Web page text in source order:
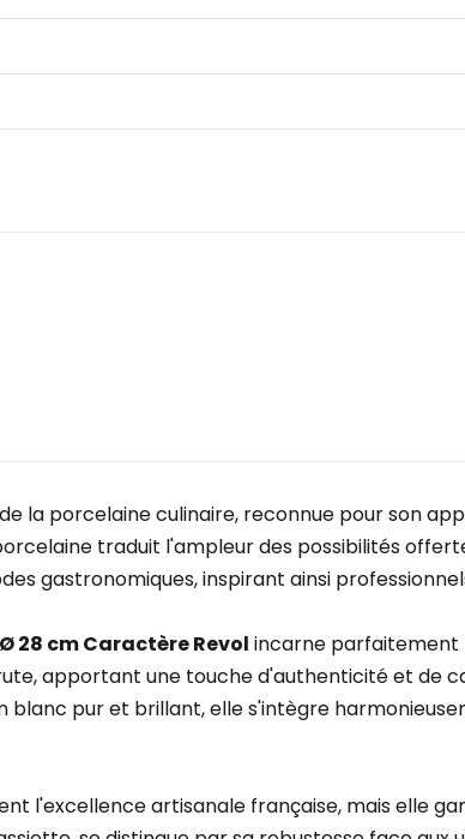
la porcelaine culinaire, reconnue pour son
traduit l'ampleur des possibilités
gastronomiques, inspirant ainsi
28 cm Caractère Revol incarne parfaitement
apportant une touche d'authenticité et de
blanc pur et brillant, elle s'intègre
l'excellence artisanale française, mais elle